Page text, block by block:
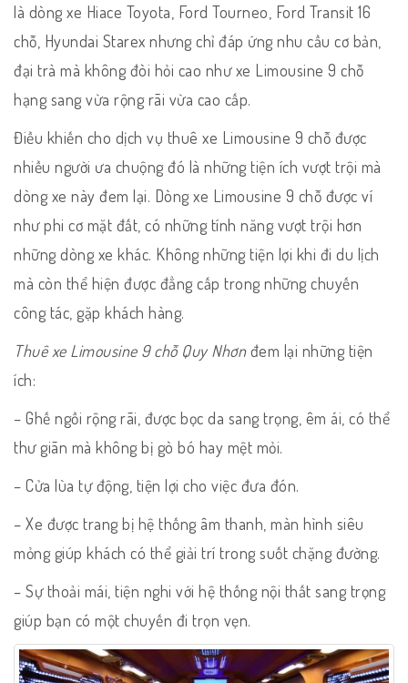
là dòng xe Hiace Toyota, Ford Tourneo, Ford Transit 16
chỗ, Hyundai Starex nhưng chỉ đáp ứng nhu cầu cơ bản,
đại trà mà không đòi hỏi cao như xe Limousine 9 chỗ
hạng sang vừa rộng rãi vừa cao cấp.
Điều khiến cho dịch vụ thuê xe Limousine 9 chỗ được
nhiều người ưa chuộng đó là những tiện ích vượt trội mà
dòng xe này đem lại. Dòng xe Limousine 9 chỗ được ví
như phi cơ mặt đất, có những tính năng vượt trội hơn
những dòng xe khác. Không những tiện lợi khi đi du lịch
mà còn thể hiện được đẳng cấp trong những chuyến
công tác, gặp khách hàng.
Thuê xe Limousine 9 chỗ Quy Nhơnđem lại những tiện
ích:
– Ghế ngồi rộng rãi, được bọc da sang trọng, êm ái, có thể
thư giãn mà không bị gò bó hay mệt mỏi.
– Cửa lùa tự động, tiện lợi cho việc đưa đón.
– Xe được trang bị hệ thống âm thanh, màn hình siêu
mỏng giúp khách có thể giải trí trong suốt chặng đường.
– Sự thoải mái, tiện nghi với hệ thống nội thất sang trọng
giúp bạn có một chuyến đi trọn vẹn.